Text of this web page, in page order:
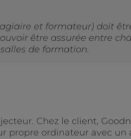
et formateur) doit
être assurée entre
de formation.
Chez le client,
propre ordinateur avec un